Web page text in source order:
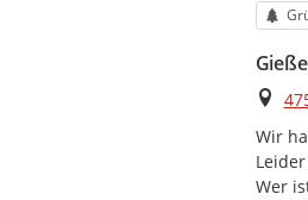
Ort
Wir
Wer